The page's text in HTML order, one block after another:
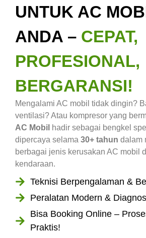
UNTUK AC
ANDA – CEPAT,
PROFESIONAL,
BERGARANSI!
Mengalami AC mobil tidak dingin?
ventilasi? Atau kompresor yang
AC Mobil hadir sebagai bengkel
dipercaya selama 30+ tahun dalam
berbagai jenis kerusakan AC mobil
kendaraan.
Teknisi Berpengalaman &
Peralatan Modern &
Bisa Booking Online –
Praktis!